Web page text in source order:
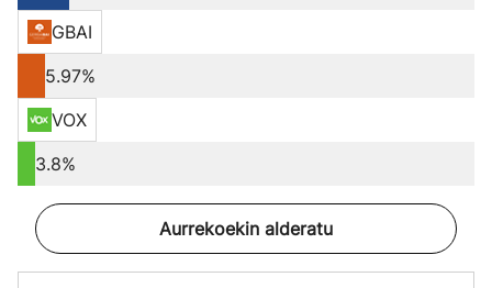
GBAI
5.97%
VOX
3.8%
Aurrekoekin alderatu